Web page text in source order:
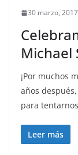
30 marzo, 2017
Michael
¡Por muchos
años
para
Leer más